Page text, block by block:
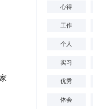
心得
工作
个人
实习
优秀
体会